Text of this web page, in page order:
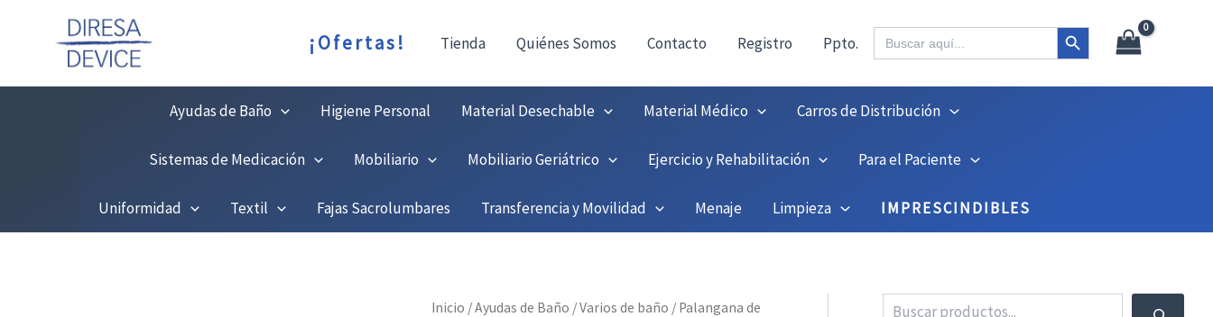
¡Ofertas! Tienda Quiénes Somos Contacto Registro Ppto.
Buscar: Botón de búsqueda
Ayudas de Baño Higiene Personal Material Desechable Material Médico Carros de Distribución
Sistemas de Medicación Mobiliario Mobiliario Geriátrico Ejercicio y Rehabilitación Para el Paciente
Uniformidad Textil Fajas Sacrolumbares Transferencia y Movilidad Menaje Limpieza IMPRESCINDIBLES
Inicio /Ayudas de Baño /Varios de baño / Palangana de